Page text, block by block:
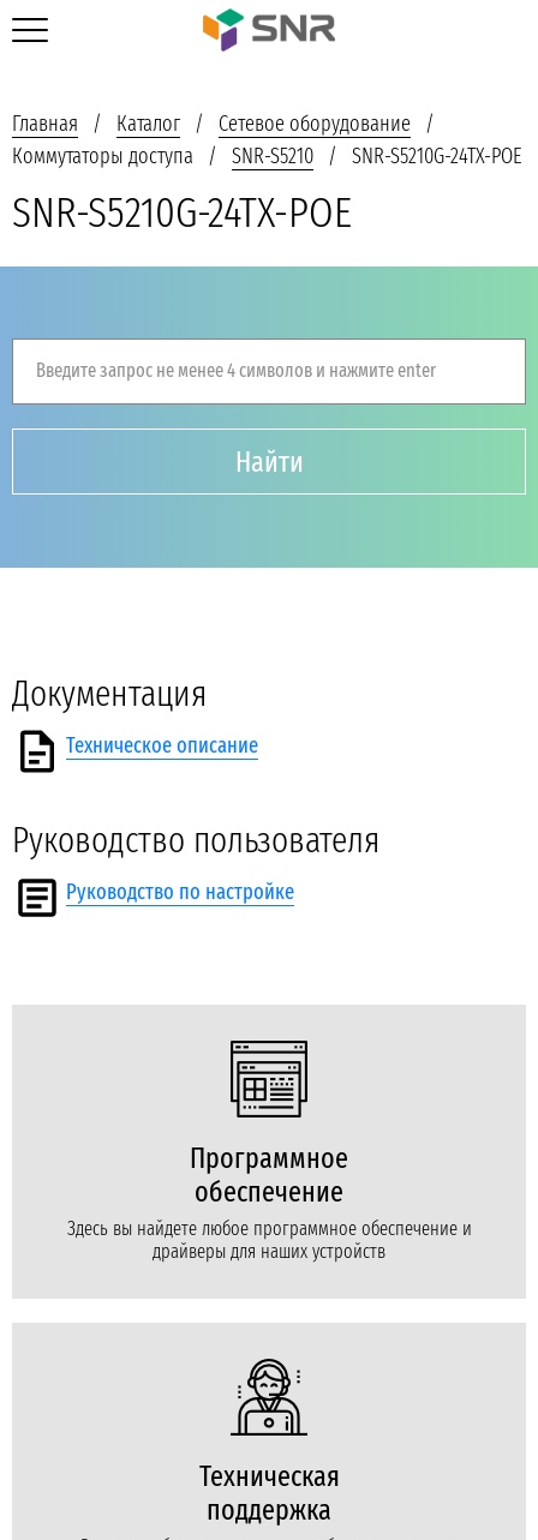
Главная Каталог
Сетевое оборудование
Коммутаторы доступа
SNR-S5210 SNR-S5210G-24TX-POE
SNR-S5210G-24TX-POE
Введите запрос не менее 4 символов и нажмите enter
Найти
Документация
Техническое описание
Руководство пользователя
Руководство по настройке
Программное
обеспечение
Здесь вы найдете любое программное обеспечение и
драйверы для наших устройств
Техническая
поддержка